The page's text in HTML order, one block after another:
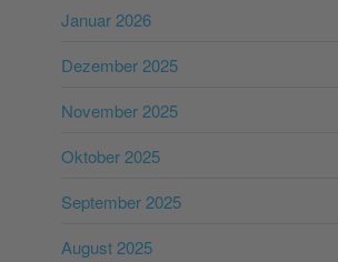
Januar 2026
Dezember 2025
November 2025
Oktober 2025
September 2025
August 2025